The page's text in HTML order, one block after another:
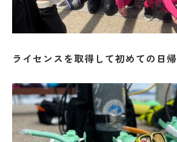
ライセンスを取得して初めての日